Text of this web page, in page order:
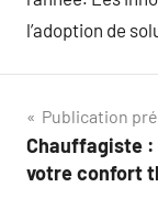
l’adoption de
de
Publication
Chauffagiste :
votre confort